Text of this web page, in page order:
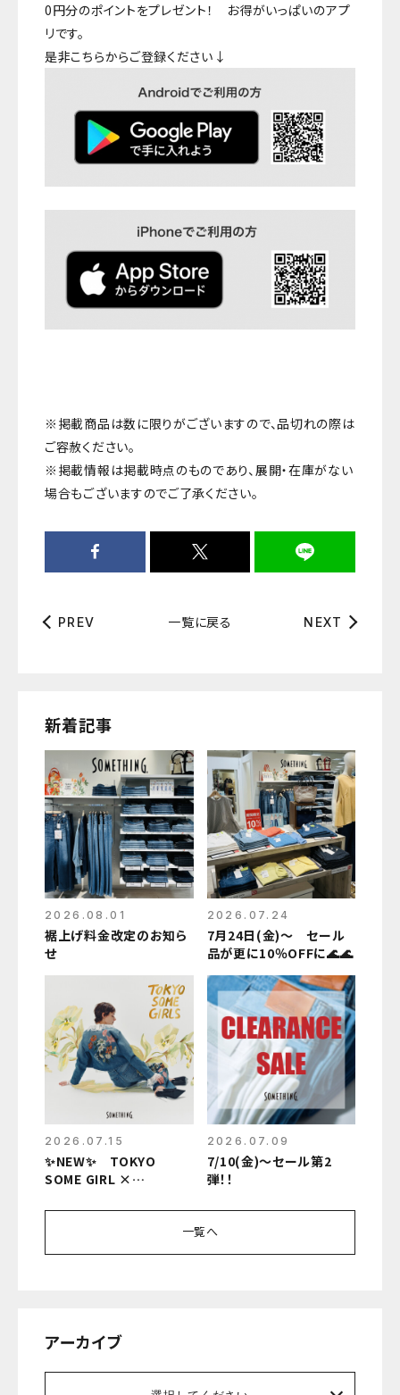
0円分のポイントをプレゼント！ お得がいっぱいのアプ
リです。
是非こちらからご登録ください↓
※掲載商品は数に限りがございますので、品切れの際は
ご容赦ください。
※掲載情報は掲載時点のものであり、展開・在庫がない
場合もございますのでご了承ください。
PREV 一覧に戻る NEXT
新着記事
2026.08.01
裾上げ料金改定のお知ら
せ
2026.07.24
7月24日(金)～ セール
品が更に10％OFFに🌊🌊
2026.07.15
✨NEW✨ TOKYO
SOME GIRL ×
2026.07.09
7/10(金)～セール第2
弾！！
一覧へ
アーカイブ